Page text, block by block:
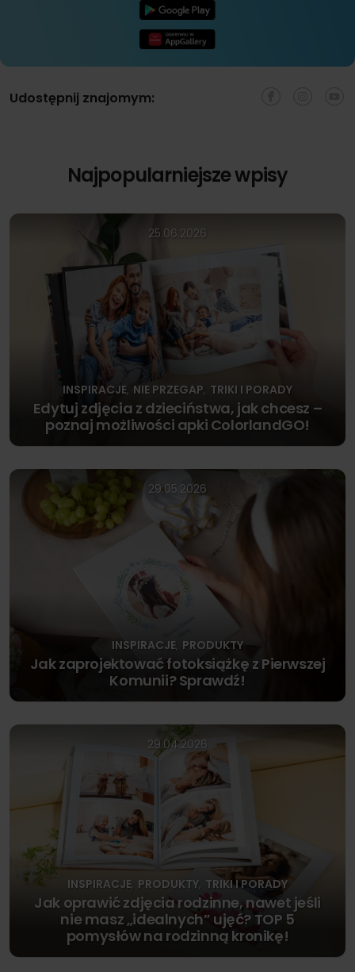
Udostępnij znajomym:
Najpopularniejsze wpisy
25.06.2026
INSPIRACJE, NIE PRZEGAP, TRIKI I PORADY
Edytuj zdjęcia z dzieciństwa, jak chcesz –
poznaj możliwości apki ColorlandGO!
29.05.2026
INSPIRACJE, PRODUKTY
Jak zaprojektować fotoksiążkę z Pierwszej
Komunii? Sprawdź!
29.04.2026
INSPIRACJE, PRODUKTY TRIKI I PORADY
Jak oprawić zdjęcia rodzinne, nawet jeśli
nie masz „idealnych” ujęć? TOP 5
pomysłów na rodzinną kronikę!